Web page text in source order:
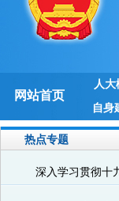
网站首页
人大
自身
热点专题
深入学习贯彻十